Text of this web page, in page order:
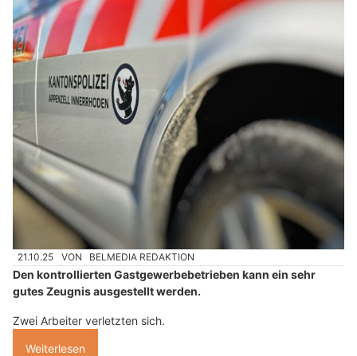
21.10.25 VON BELMEDIA REDAKTION
Den kontrollierten Gastgewerbebetrieben kann ein sehr
gutes Zeugnis ausgestellt werden.
Zwei Arbeiter verletzten sich.
Weiterlesen